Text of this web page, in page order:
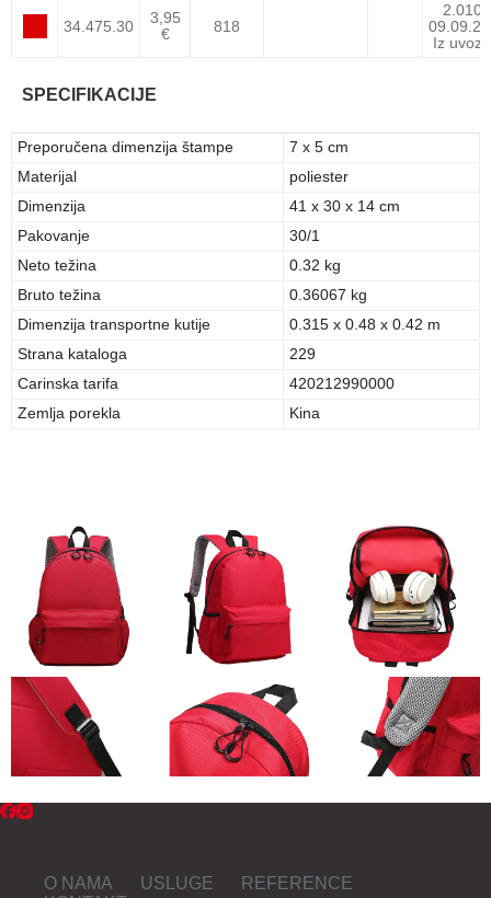
34.475.30
3,95
€
818
2.010
Iz uvoza
SPECIFIKACIJE
Preporučena dimenzija štampe
7 x 5 cm
Materijal
poliester
Dimenzija
41 x 30 x 14 cm
Pakovanje
30/1
Neto težina
0.32 kg
Bruto težina
0.36067 kg
Dimenzija transportne kutije
0.315 x 0.48 x 0.42 m
Strana kataloga
229
Carinska tarifa
420212990000
Zemlja porekla
Kina
O NAMA USLUGE
REFERENCE